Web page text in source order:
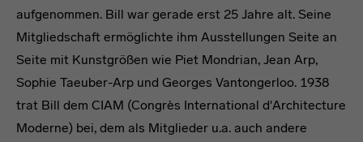
aufgenommen. Bill war gerade erst 25 Jahre alt. Seine
Mitgliedschaft ermöglichte ihm Ausstellungen Seite an
Seite mit Kunstgrößen wie Piet Mondrian, Jean Arp,
Sophie Taeuber-Arp und Georges Vantongerloo. 1938
trat Bill dem CIAM (Congrès International d'Architecture
Moderne) bei, dem als Mitglieder u.a. auch andere